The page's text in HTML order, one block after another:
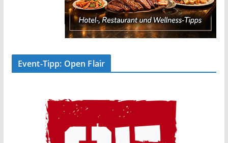
Event-Tipp: Open Flair